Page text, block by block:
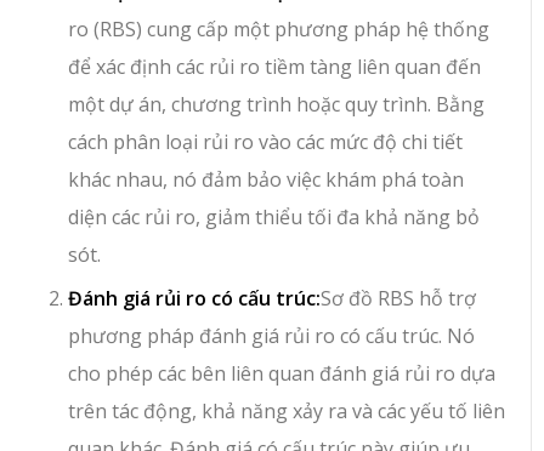
ro (RBS) cung cấp một phương pháp hệ thống
để xác định các rủi ro tiềm tàng liên quan đến
một dự án, chương trình hoặc quy trình. Bằng
cách phân loại rủi ro vào các mức độ chi tiết
khác nhau, nó đảm bảo việc khám phá toàn
diện các rủi ro, giảm thiểu tối đa khả năng bỏ
sót.
Đánh giá rủi ro có cấu trúc:Sơ đồ RBS hỗ trợ
phương pháp đánh giá rủi ro có cấu trúc. Nó
cho phép các bên liên quan đánh giá rủi ro dựa
trên tác động, khả năng xảy ra và các yếu tố liên